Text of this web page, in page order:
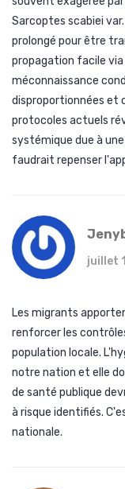
Sarcoptes scabiei
prolongé pour être
propagation facile
méconnaissance
disproportionnées et
protocoles actuels
systémique due à
faudrait repenser
juillet
Les migrants
renforcer les
population locale.
notre nation et elle
de santé publique
à risque identifiés.
nationale.